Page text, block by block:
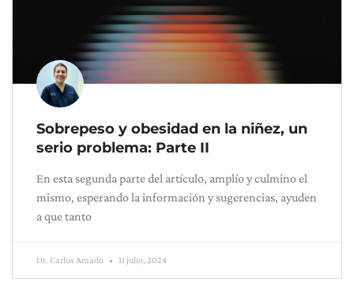
Sobrepeso y obesidad en la niñez, un
serio problema: Parte II
En esta segunda parte del artículo, amplío y culmino el
mismo, esperando la información y sugerencias, ayuden
a que tanto
Dr. Carlos Amado 11 julio, 2024